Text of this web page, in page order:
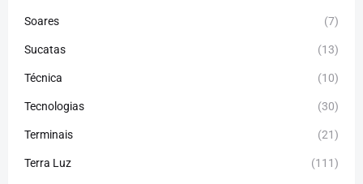
Soares (7)
Sucatas (13)
Técnica (10)
Tecnologias (30)
Terminais (21)
Terra Luz (111)